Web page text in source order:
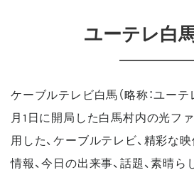
ユーテレ白
ケーブルテレビ白馬（略称：ユー
月1日に開局した白馬村内の光フ
用した、ケーブルテレビ、精彩な
情報、今日の出来事、話題、素晴